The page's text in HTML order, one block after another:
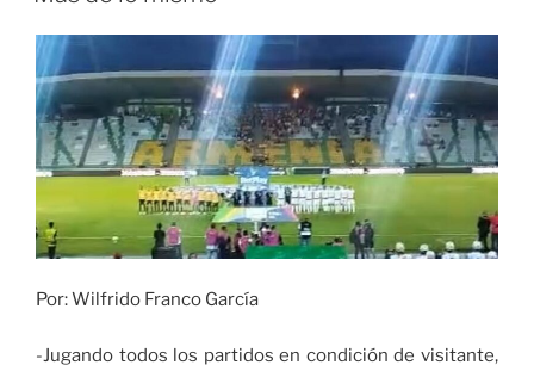
bowling
en
Buenos
Aires»
Por: Wilfrido Franco García
-Jugando todos los partidos en condición de visitante,